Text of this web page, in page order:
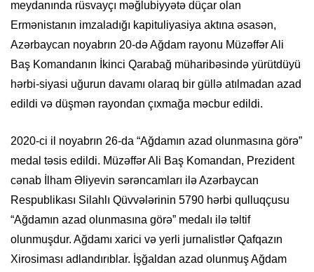
meydanında rüsvayçı məğlubiyyətə düçar olan
Ermənistanın imzaladığı kapituliyasiya aktına əsasən,
Azərbaycan noyabrın 20-də Ağdam rayonu Müzəffər Ali
Baş Komandanın İkinci Qarabağ müharibəsində yürütdüyü
hərbi-siyasi uğurun davamı olaraq bir güllə atılmadan azad
edildi və düşmən rayondan çıxmağa məcbur edildi.
2020-ci il noyabrın 26-da “Ağdamın azad olunmasına görə”
medal təsis edildi. Müzəffər Ali Baş Komandan, Prezident
cənab İlham Əliyevin sərəncamları ilə Azərbaycan
Respublikası Silahlı Qüvvələrinin 5790 hərbi qulluqçusu
“Ağdamın azad olunmasına görə” medalı ilə təltif
olunmuşdur. Ağdamı xarici və yerli jurnalistlər Qafqazın
Xirosiması adlandırıblar. İşğaldan azad olunmuş Ağdam